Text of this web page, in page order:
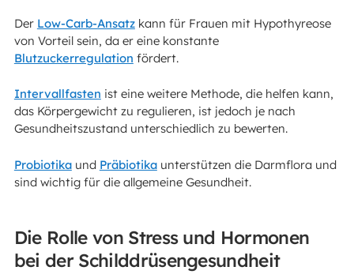
Der Low-Carb-Ansatzkann für Frauen mit Hypothyreose
von Vorteil sein, da er eine konstante
Blutzuckerregulation fördert.
Intervallfasten ist eine weitere Methode, die helfen kann,
das Körpergewicht zu regulieren, ist jedoch je nach
Gesundheitszustand unterschiedlich zu bewerten.
Probiotikaund Präbiotikaunterstützen die Darmflora und
sind wichtig für die allgemeine Gesundheit.
Die Rolle von Stress und Hormonen
bei der Schilddrüsengesundheit